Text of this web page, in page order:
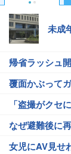
未成
帰省ラッシュ
覆面かぶって
「盗撮がクセ
なぜ避難後に
女児にAV見せ